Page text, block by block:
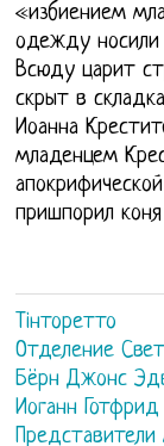
«избиением
одежду носили
Всюду царит
скрыт в
Иоанна
младенцем
пришпорил
Тінторетто
Отделение
Бёрн Джонс
Иоганн Готфрид